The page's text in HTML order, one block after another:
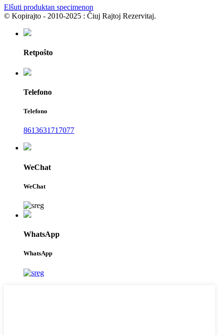
Elŝuti produktan specimenon
© Kopirajto - 2010-2025 : Ĉiuj Rajtoj Rezervitaj.
Retpoŝto
Telefono
Telefono
8613631717077
WeChat
WeChat
WhatsApp
WhatsApp